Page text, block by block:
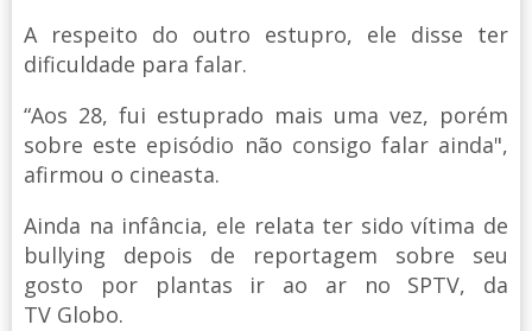
A respeito do outro estupro, ele disse ter
dificuldade para falar.
“Aos 28, fui estuprado mais uma vez, porém
sobre este episódio não consigo falar ainda",
afirmou o cineasta.
Ainda na infância, ele relata ter sido vítima de
bullying depois de reportagem sobre seu
gosto por plantas ir ao ar no SPTV, da
TV Globo.